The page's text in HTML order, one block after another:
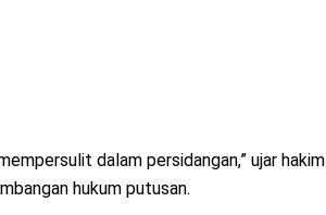
dalam persidangan,” ujar hakim
hukum putusan.